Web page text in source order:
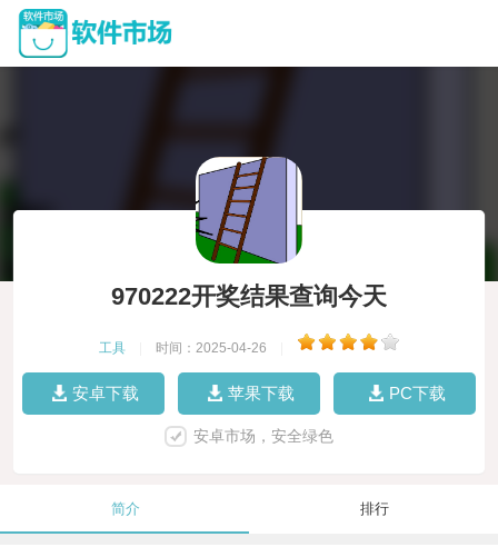
970222开奖结果查询今天
工具 时间：2025-04-26
安卓下载 苹果下载 PC下载
安卓市场，安全绿色
简介 排行